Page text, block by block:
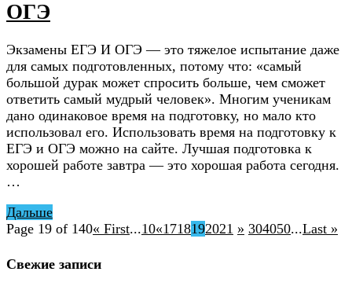
ОГЭ
Экзамены ЕГЭ И ОГЭ — это тяжелое испытание даже
для самых подготовленных, потому что: «самый
большой дурак может спросить больше, чем сможет
ответить самый мудрый человек». Многим ученикам
дано одинаковое время на подготовку, но мало кто
использовал его. Использовать время на подготовку к
ЕГЭ и ОГЭ можно на сайте. Лучшая подготовка к
хорошей работе завтра — это хорошая работа сегодня.
…
Дальше
Page 19 of 140« First...10«1718192021 » 304050...Last »
Свежие записи